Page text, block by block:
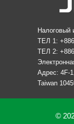
Налоговый
ТЕЛ 1:
ТЕЛ 2:
Адрес: 4F-
Taiwan
©